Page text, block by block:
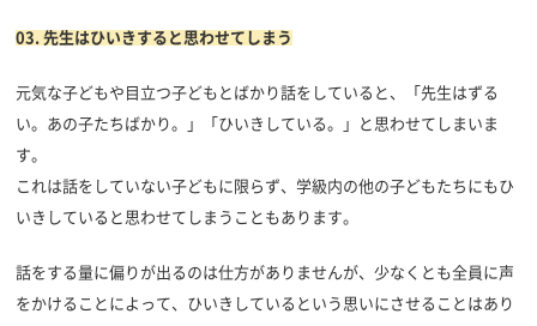
03. 先生はひいきすると思わせてしまう
元気な子どもや目立つ子どもとばかり話をしていると、「先生はずる
い。あの子たちばかり。」「ひいきしている。」と思わせてしまいま
す。
これは話をしていない子どもに限らず、学級内の他の子どもたちにもひ
いきしていると思わせてしまうこともあります。
話をする量に偏りが出るのは仕方がありませんが、少なくとも全員に声
をかけることによって、ひいきしているという思いにさせることはあり